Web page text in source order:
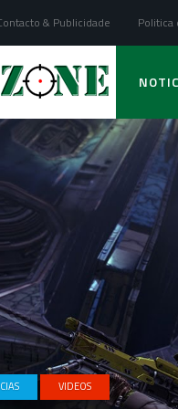
& Publicidade Politica
VIDEOS